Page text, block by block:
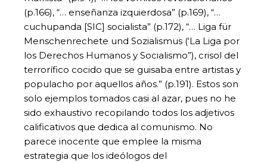
(p.166), “… enseñanza izquierdosa” (p.169), “…
cuchupanda [SIC] socialista” (p.172), “… Liga für
Menschenrechete und Sozialismus (‘La Liga por
los Derechos Humanos y Socialismo”), crisol del
terrorífico cocido que se guisaba entre artistas y
populacho por aquellos años.” (p.191). Estos son
solo ejemplos tomados casi al azar, pues no he
sido exhaustivo recopilando todos los adjetivos
calificativos que dedica al comunismo. No
parece inocente que emplee la misma
estrategia que los ideólogos del